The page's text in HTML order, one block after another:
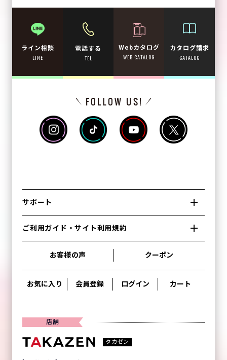
ライン相談
LINE
電話する
TEL
Webカタログ
WEB CATALOG
カタログ請求
CATALOG
サポート
ご利用ガイド・サイト利用規約
お客様の声 クーポン
お気に入り 会員登録 ログイン カート
店舗
タカゼン